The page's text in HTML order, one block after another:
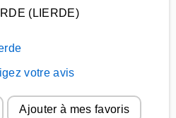
(LIERDE)
votre avis
Ajouter à mes favoris